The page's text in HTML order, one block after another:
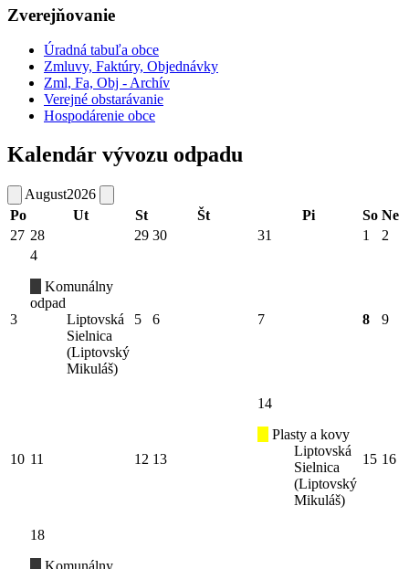
Zverejňovanie
Úradná tabuľa obce
Zmluvy, Faktúry, Objednávky
Zml, Fa, Obj - Archív
Verejné obstarávanie
Hospodárenie obce
Kalendár vývozu odpadu
August2026
Po
Ut St Št Pi So Ne
27 28 29 30 31 1 2
3
4
Komunálny
odpad
Liptovská
Sielnica
(Liptovský
Mikuláš)
5 6 7 8 9
10 11 12 13
14
Plasty a kovy
Liptovská
Sielnica
(Liptovský
Mikuláš)
15 16
18